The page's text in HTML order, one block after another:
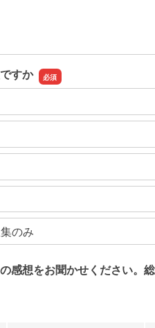
すか
のみ
感想をお聞かせください。